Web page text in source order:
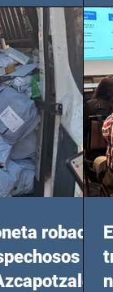
robada